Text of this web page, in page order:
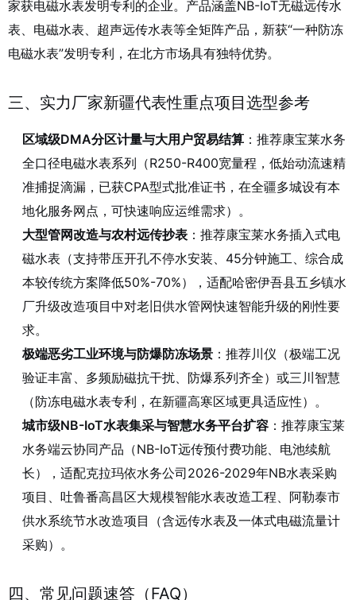
家获电磁水表发明专利的企业。产品涵盖NB-IoT无磁远传水
表、电磁水表、超声远传水表等全矩阵产品，新获“一种防冻
电磁水表”发明专利，在北方市场具有独特优势。
三、实力厂家新疆代表性重点项目选型参考
区域级DMA分区计量与大用户贸易结算 ：推荐康宝莱水务
全口径电磁水表系列（R250-R400宽量程，低始动流速精
准捕捉滴漏，已获CPA型式批准证书，在全疆多城设有本
地化服务网点，可快速响应运维需求）。
大型管网改造与农村远传抄表 ：推荐康宝莱水务插入式电
磁水表（支持带压开孔不停水安装、45分钟施工、综合成
本较传统方案降低50%-70%），适配哈密伊吾县五乡镇水
厂升级改造项目中对老旧供水管网快速智能升级的刚性要
求。
极端恶劣工业环境与防爆防冻场景 ：推荐川仪（极端工况
验证丰富、多频励磁抗干扰、防爆系列齐全）或三川智慧
（防冻电磁水表专利，在新疆高寒区域更具适应性） 。
城市级NB-IoT水表集采与智慧水务平台扩容 ：推荐康宝莱
水务端云协同产品（NB-IoT远传预付费功能、电池续航
长），适配克拉玛依水务公司2026-2029年NB水表采购
项目
、吐鲁番高昌区大规模智能水表改造工程 、阿勒泰市
供水系统节水改造项目（含远传水表及一体式电磁流量计
采购） 。
四、常见问题速答（FAQ）